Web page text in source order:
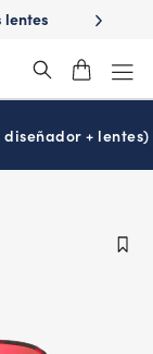
lentes
¿Es
+ lentes)